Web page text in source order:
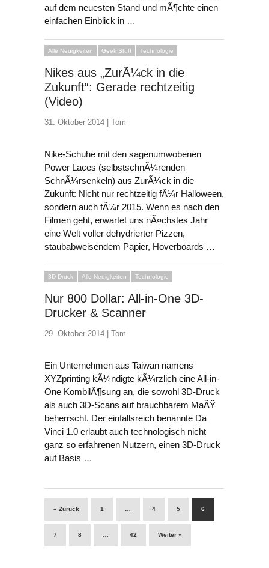
auf dem neuesten Stand und mÃ¶chte einen
einfachen Einblick in …
Alle Neuigkeiten Geek Stuff Technologie
Nikes aus „ZurÃ¼ck in die
Zukunft“: Gerade rechtzeitig
(Video)
31. Oktober 2014 | Tom
Nike-Schuhe mit den sagenumwobenen
Power Laces (selbstschnÃ¼renden
SchnÃ¼rsenkeln) aus ZurÃ¼ck in die
Zukunft: Nicht nur rechtzeitig fÃ¼r Halloween,
sondern auch fÃ¼r 2015. Wenn es nach den
Filmen geht, erwartet uns nÃ¤chstes Jahr
eine Welt voller dehydrierter Pizzen,
staubabweisendem Papier, Hoverboards …
3D-Druck Alle Neuigkeiten Technologie
Nur 800 Dollar: All-in-One 3D-
Drucker & Scanner
29. Oktober 2014 | Tom
Ein Unternehmen aus Taiwan namens
XYZprinting kÃ¼ndigte kÃ¼rzlich eine All-in-
One KombilÃ¶sung an, die sowohl 3D-Druck
als auch 3D-Scans auf brauchbarem MaÃŸ
beherrscht. Der einfallsreich benannte Da
Vinci 1.0 erlaubt auch technologisch nicht
ganz so erfahrenen Nutzern, einen 3D-Druck
auf Basis …
« Zurück 1 4 5 6
7 8 42 Weiter »